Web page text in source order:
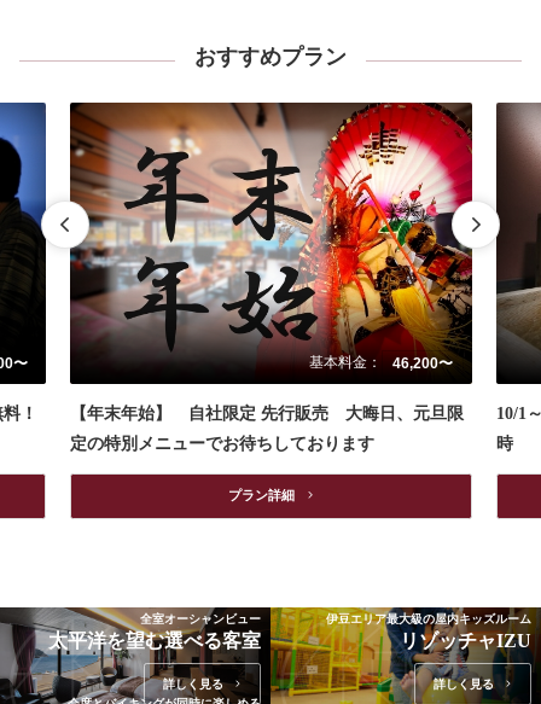
おすすめプラン
〜
！
基本料金： 46,200〜
【年末年始】 自社限定 先行販売 大晦日、元旦限
定の特別メニューでお待ちしております
プラン詳細
10/1
時
全室オーシャンビュー
太平洋を望む選べる客室
詳しく⾒る
伊豆エリア最大級の屋内キッズルーム
リゾッチャIZU
詳しく⾒る